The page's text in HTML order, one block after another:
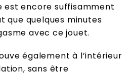
est encore suffisamment
que quelques minutes
avec ce jouet.
également à l’intérieur
sans être